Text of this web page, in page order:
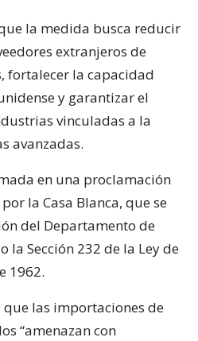
la medida busca reducir
extranjeros de
fortalecer la capacidad
y garantizar el
vinculadas a la
avanzadas.
en una proclamación
la Casa Blanca, que se
del Departamento de
la Sección 232 de la Ley de
1962.
las importaciones de
“amenazan con